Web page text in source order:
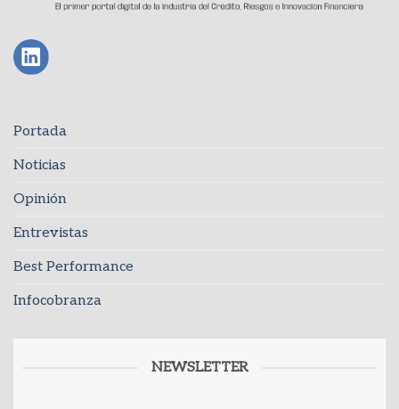
Portada
Noticias
Opinión
Entrevistas
Best Performance
Infocobranza
NEWSLETTER